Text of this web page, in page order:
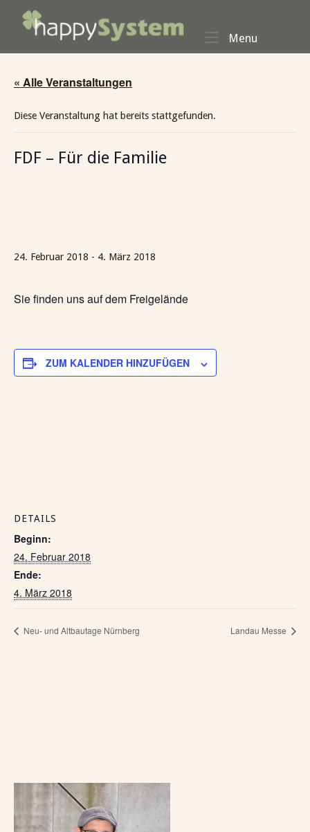
Home
Menu
« Alle Veranstaltungen
Diese Veranstaltung hat bereits stattgefunden.
FDF – Für die Familie
24. Februar 2018 - 4. März 2018
Sie finden uns auf dem Freigelände
ZUM KALENDER HINZUFÜGEN
DETAILS
Beginn:
24. Februar 2018
Ende:
4. März 2018
Neu- und Altbautage Nürnberg Landau Messe